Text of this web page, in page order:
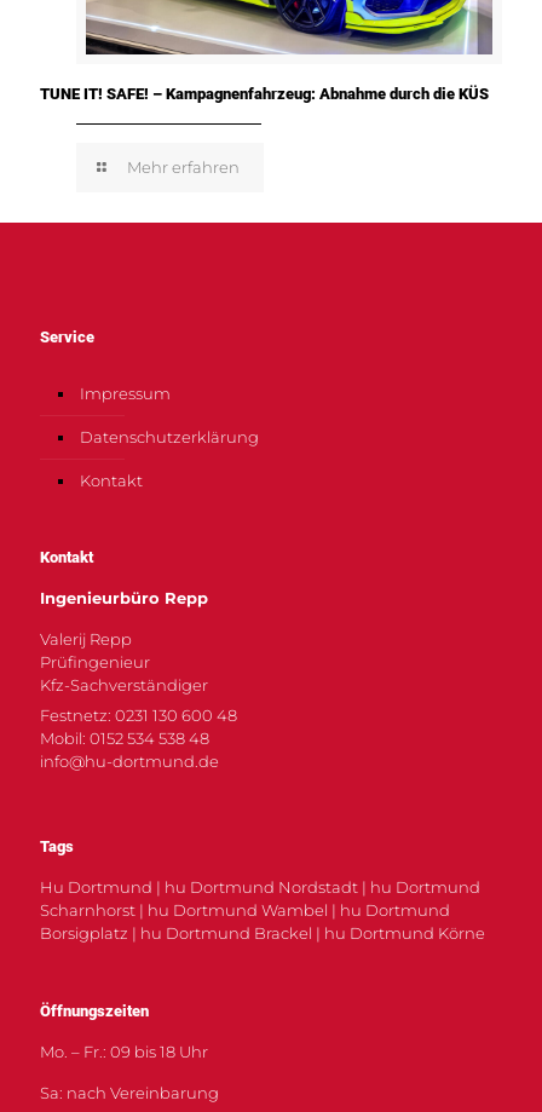
TUNE IT! SAFE! – Kampagnenfahrzeug: Abnahme durch die KÜS
Mehr erfahren
Service
Impressum
Datenschutzerklärung
Kontakt
Kontakt
Ingenieurbüro Repp
Valerij Repp
Prüfingenieur
Kfz-Sachverständiger
Festnetz: 0231 130 600 48
Mobil: 0152 534 538 48
info@hu-dortmund.de
Tags
Hu Dortmund | hu Dortmund Nordstadt | hu Dortmund
Scharnhorst | hu Dortmund Wambel | hu Dortmund
Borsigplatz | hu Dortmund Brackel | hu Dortmund Körne
Öffnungszeiten
Mo. – Fr.: 09 bis 18 Uhr
Sa: nach Vereinbarung